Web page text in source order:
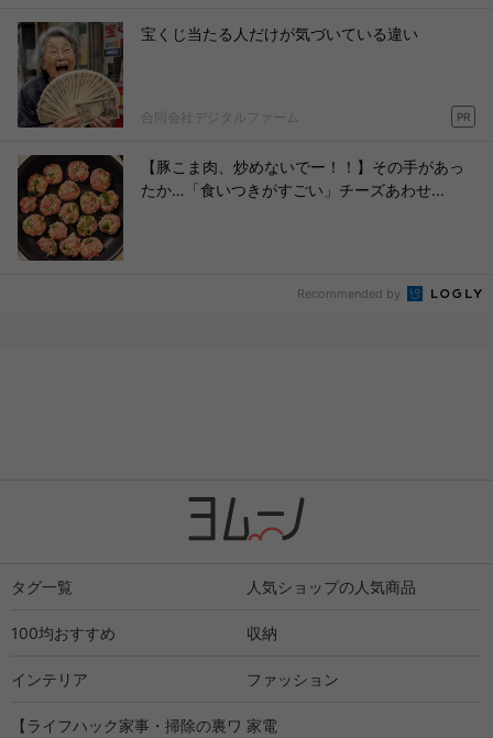
宝くじ当たる人だけが気づいている違い
合同会社デジタルファーム PR
【豚こま肉、炒めないでー！！】その手があっ
たか…「食いつきがすごい」チーズあわせ...
Recommended by
タグ一覧 人気ショップの人気商品
100均おすすめ 収納
インテリア ファッション
【ライフハック家事・掃除の裏ワ 家電